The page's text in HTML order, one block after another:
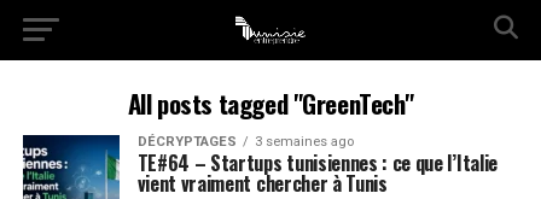
All posts tagged "GreenTech"
DÉCRYPTAGES 3 semaines ago
TE#64 – Startups tunisiennes : ce que l’Italie
vient vraiment chercher à Tunis